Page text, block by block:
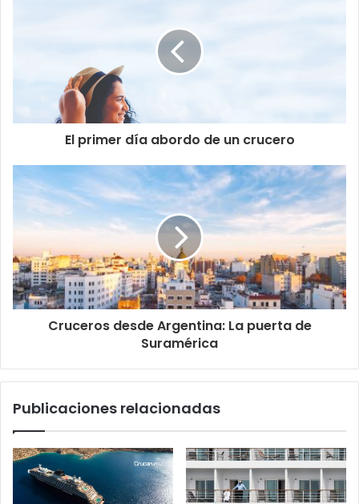
El primer día abordo de un crucero
Cruceros desde Argentina: La puerta de
Suramérica
Publicaciones relacionadas